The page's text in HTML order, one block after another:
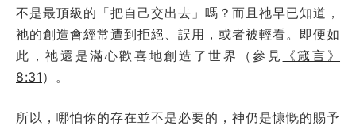
不是最頂級的「把自己交出去」嗎？而且祂早已知道，
祂的創造會經常遭到拒絕、誤用，或者被輕看。即便如
此，祂還是滿心歡喜地創造了世界（參見
《箴言》
8:31）。
所以，哪怕你的存在並不是必要的，神仍是慷慨的賜予